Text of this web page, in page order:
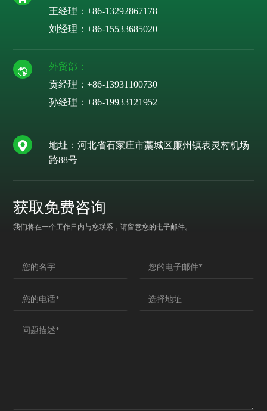
王经理：+86-13292867178
刘经理：+86-15533685020
外贸部：
贡经理：+86-13931100730
孙经理：+86-19933121952
地址：河北省石家庄市藁城区廉州镇表灵村机场
路88号
获取免费咨询
我们将在一个工作日内与您联系，请留意您的电子邮件。